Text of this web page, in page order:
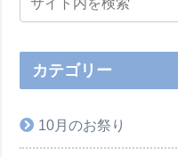
カテゴリー
10月のお祭り